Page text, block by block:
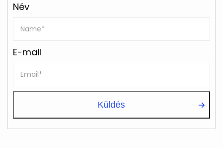
Név
E-mail